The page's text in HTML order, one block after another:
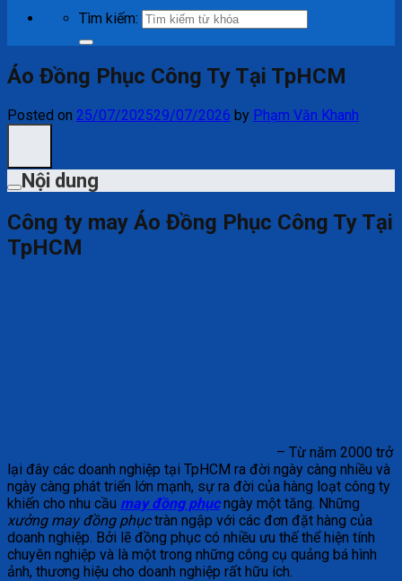
Tìm kiếm:
Áo Đồng Phục Công Ty Tại TpHCM
Posted on 25/07/202529/07/2026 by Phạm Văn Khanh
Nội dung
Công ty may Áo Đồng Phục Công Ty Tại
TpHCM
– Từ năm 2000 trở
lại đây các doanh nghiệp tại TpHCM ra đời ngày càng nhiều và
ngày càng phát triển lớn mạnh, sự ra đời của hàng loạt công ty
khiến cho nhu cầu may đồng phụcngày một tăng. Những
xưởng may đồng phụctràn ngập với các đơn đặt hàng của
doanh nghiệp. Bởi lẽ đồng phục có nhiều ưu thế thể hiện tính
chuyên nghiệp và là một trong những công cụ quảng bá hình
ảnh, thương hiệu cho doanh nghiệp rất hữu ích.